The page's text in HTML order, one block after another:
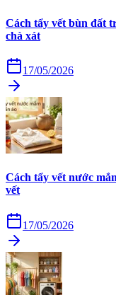
Cách tẩy vết bùn đất
chà xát
17/05/2026
Cách tẩy vết nước
vết
17/05/2026